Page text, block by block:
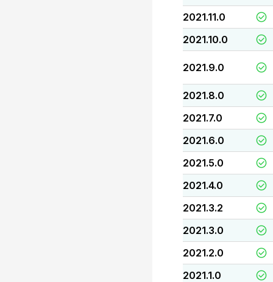
2021.11.0
2021.10.0
2021.9.0
2021.8.0
2021.7.0
2021.6.0
2021.5.0
2021.4.0
2021.3.2
2021.3.0
2021.2.0
2021.1.0